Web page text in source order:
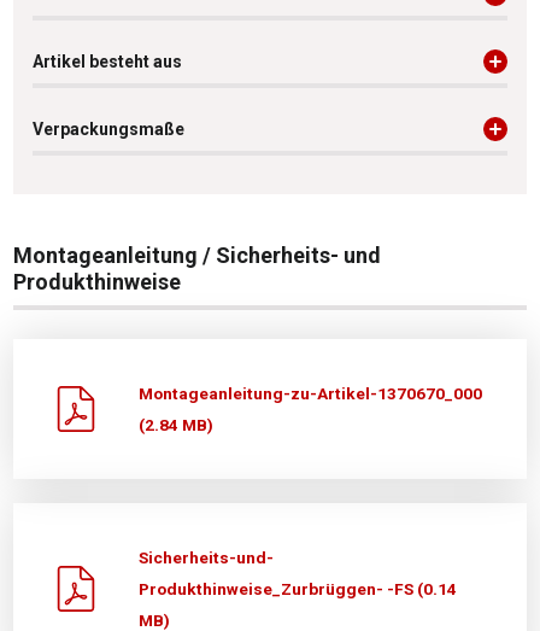
Artikel besteht aus
Verpackungsmaße
Montageanleitung / Sicherheits- und
Produkthinweise
Montageanleitung-zu-Artikel-1370670_000
(2.84 MB)
Sicherheits-und-
Produkthinweise_Zurbrüggen- -FS (0.14
MB)